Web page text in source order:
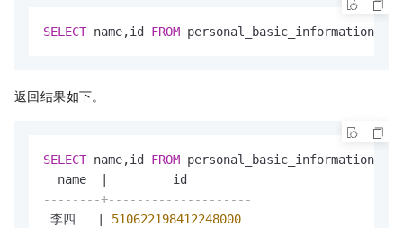
SELECT name,id FROM personal_basic_information;
返回结果如下。
SELECT name,id FROM personal_basic_information;
  name
--------+--------------------
李四
510622198412248000